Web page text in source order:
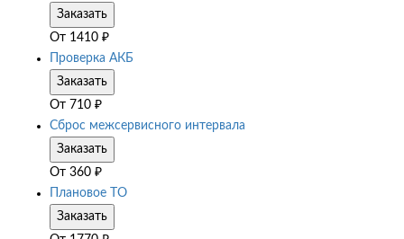
Заказать
От 1410 ₽
Проверка АКБ
Заказать
От 710 ₽
Сброс межсервисного интервала
Заказать
От 360 ₽
Плановое ТО
Заказать